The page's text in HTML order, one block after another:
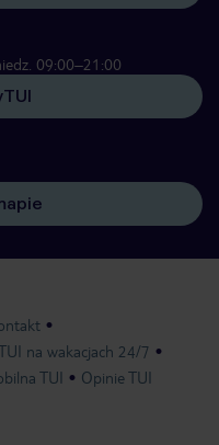
09:00–21:00
na wakacjach 24/7
TUI Opinie TUI